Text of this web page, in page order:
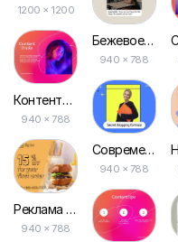
1200 × 1200
Контентные Трюки, Пост в Facebook для Бизнеса в Розовом Цвете
940 × 788
Реклама Доставки Еды для Бизнеса в Facebook
940 × 788
Бежевое Уведомление О Напоминании Поста в Facebook
940 × 788
Современный Секретный Блоговый Бизнес Пост в Facebook
940 × 788